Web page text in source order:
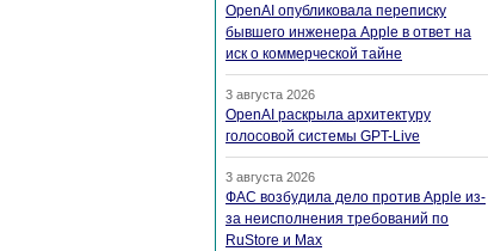
OpenAI опубликовала переписку
бывшего инженера Apple в ответ на
иск о коммерческой тайне
3 августа 2026
OpenAI раскрыла архитектуру
голосовой системы GPT-Live
3 августа 2026
ФАС возбудила дело против Apple из-
за неисполнения требований по
RuStore и Max